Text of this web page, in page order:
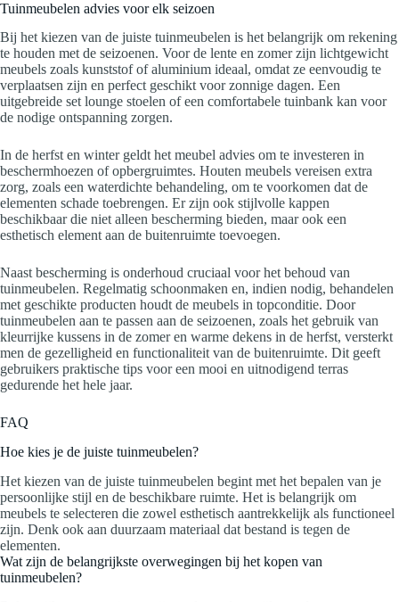
Tuinmeubelen advies voor elk seizoen
Bij het kiezen van de juiste tuinmeubelen is het belangrijk om rekening
te houden met de seizoenen. Voor de lente en zomer zijn lichtgewicht
meubels zoals kunststof of aluminium ideaal, omdat ze eenvoudig te
verplaatsen zijn en perfect geschikt voor zonnige dagen. Een
uitgebreide set lounge stoelen of een comfortabele tuinbank kan voor
de nodige ontspanning zorgen.
In de herfst en winter geldt het meubel advies om te investeren in
beschermhoezen of opbergruimtes. Houten meubels vereisen extra
zorg, zoals een waterdichte behandeling, om te voorkomen dat de
elementen schade toebrengen. Er zijn ook stijlvolle kappen
beschikbaar die niet alleen bescherming bieden, maar ook een
esthetisch element aan de buitenruimte toevoegen.
Naast bescherming is onderhoud cruciaal voor het behoud van
tuinmeubelen. Regelmatig schoonmaken en, indien nodig, behandelen
met geschikte producten houdt de meubels in topconditie. Door
tuinmeubelen aan te passen aan de seizoenen, zoals het gebruik van
kleurrijke kussens in de zomer en warme dekens in de herfst, versterkt
men de gezelligheid en functionaliteit van de buitenruimte. Dit geeft
gebruikers praktische tips voor een mooi en uitnodigend terras
gedurende het hele jaar.
FAQ
Hoe kies je de juiste tuinmeubelen?
Het kiezen van de juiste tuinmeubelen begint met het bepalen van je
persoonlijke stijl en de beschikbare ruimte. Het is belangrijk om
meubels te selecteren die zowel esthetisch aantrekkelijk als functioneel
zijn. Denk ook aan duurzaam materiaal dat bestand is tegen de
elementen.
Wat zijn de belangrijkste overwegingen bij het kopen van
tuinmeubelen?